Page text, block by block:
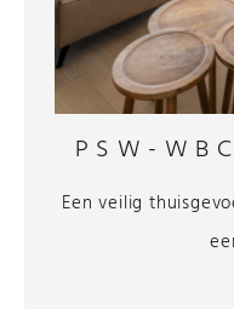
PSW-
Een veilig